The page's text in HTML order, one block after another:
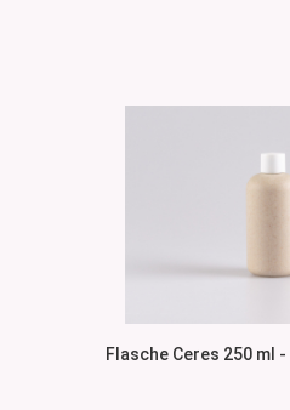
Flasche Ceres 250 ml